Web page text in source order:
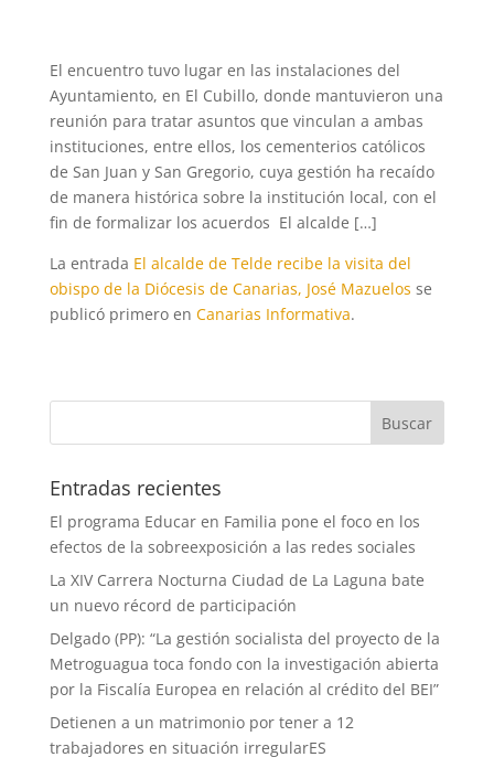
El encuentro tuvo lugar en las instalaciones del
Ayuntamiento, en El Cubillo, donde mantuvieron una
reunión para tratar asuntos que vinculan a ambas
instituciones, entre ellos, los cementerios católicos
de San Juan y San Gregorio, cuya gestión ha recaído
de manera histórica sobre la institución local, con el
fin de formalizar los acuerdos El alcalde […]
La entrada El alcalde de Telde recibe la visita del
obispo de la Diócesis de Canarias, José Mazuelos se
publicó primero en Canarias Informativa.
Entradas recientes
El programa Educar en Familia pone el foco en los
efectos de la sobreexposición a las redes sociales
La XIV Carrera Nocturna Ciudad de La Laguna bate
un nuevo récord de participación
Delgado (PP): “La gestión socialista del proyecto de la
Metroguagua toca fondo con la investigación abierta
por la Fiscalía Europea en relación al crédito del BEI”
Detienen a un matrimonio por tener a 12
trabajadores en situación irregularES